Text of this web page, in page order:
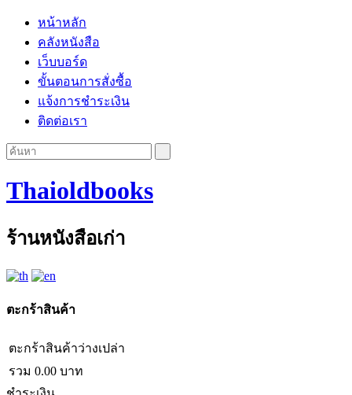
หน้าหลัก
คลังหนังสือ
เว็บบอร์ด
ขั้นตอนการสั่งซื้อ
แจ้งการชำระเงิน
ติดต่อเรา
Thaioldbooks
ร้านหนังสือเก่า
ตะกร้าสินค้า
ตะกร้าสินค้าว่างเปล่า
รวม 0.00 บาท